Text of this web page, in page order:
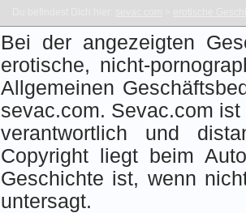
Bei der angezeigten
erotische, nicht-
Allgemeinen
sevac.com. Sevac.com
verantwortlich und
Copyright liegt beim
Geschichte ist, wenn
untersagt.